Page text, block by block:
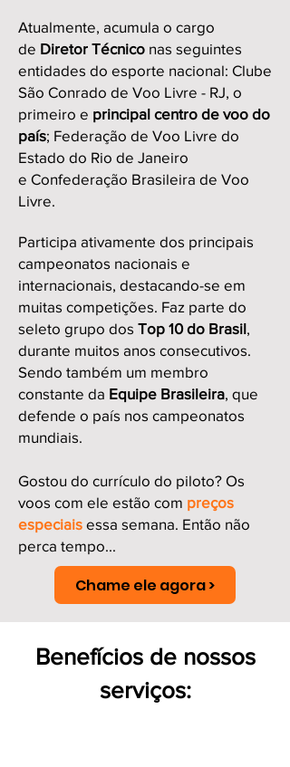
Atualmente, acumula o cargo
de Diretor Técnico nas seguintes
entidades do esporte nacional: Clube
São Conrado de Voo Livre - RJ, o
primeiro e principal centro de voo do
país; Federação de Voo Livre do
Estado do Rio de Janeiro
e Confederação Brasileira de Voo
Livre.
Participa ativamente dos principais
campeonatos nacionais e
internacionais, destacando-se em
muitas competições. Faz parte do
seleto grupo dos Top 10 do Brasil,
durante muitos anos consecutivos.
Sendo também um membro
constante da Equipe Brasileira, que
defende o país nos campeonatos
mundiais.
Gostou do currículo do piloto? Os
voos com ele estão com preços
especiais essa semana. Então não
perca tempo...
Chame ele agora >
Benefícios de nossos
serviços: